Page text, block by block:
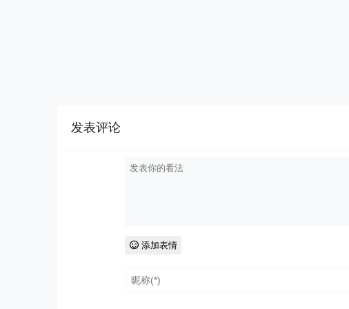
发表评论
添加表情